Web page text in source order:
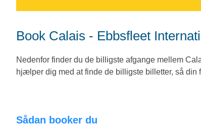
Book Calais - Ebbsfleet
Nedenfor finder du de billigste afgange mellem
hjælper dig med at finde de billigste billetter, så din
Sådan booker du